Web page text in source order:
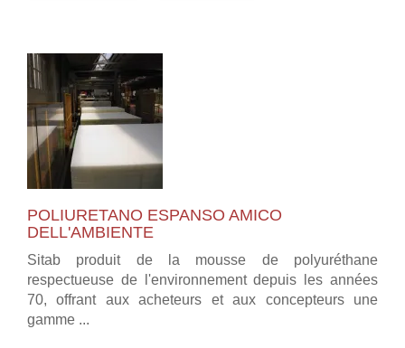
POLIURETANO ESPANSO AMICO
DELL'AMBIENTE
Sitab produit de la mousse de polyuréthane
respectueuse de l'environnement depuis les années
70, offrant aux acheteurs et aux concepteurs une
gamme ...